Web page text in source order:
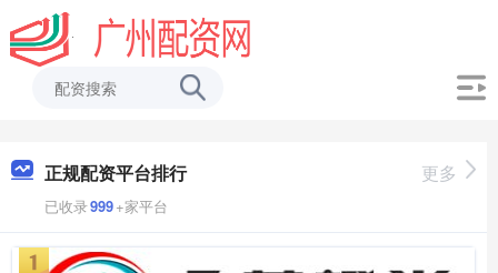
正规配资平台排行
已收录999+家平台
更多